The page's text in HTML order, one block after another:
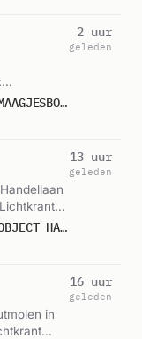
BlusgroepP 2 BON-01 PAC BRANDMELDING MAAGJESBOLWERK WINKELS JUFFERENWAL ZWOLLE 041631
2 uur
geleden
P 1 BON-04 BR WONING (FLAT) OBJECT HANDELLAAN ZWOLLE 041650 041631
13 uur
geleden
in
16 uur
geleden